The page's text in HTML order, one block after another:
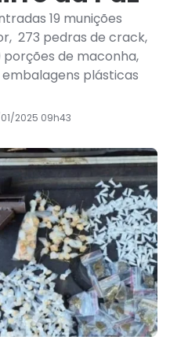
19 munições
273 pedras de crack,
de maconha,
plásticas
2025 09h43